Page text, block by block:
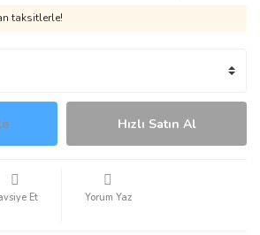
taksitlerle!
Hızlı Satın Al
Et Yorum Yaz